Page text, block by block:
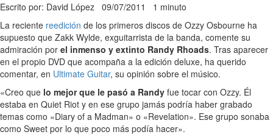
Escrito por: David López 09/07/2011 1 minuto
La reciente reedición de los primeros discos de Ozzy Osbourne ha
supuesto que Zakk Wylde, exguitarrista de la banda, comente su
admiración por el inmenso y extinto Randy Rhoads. Tras aparecer
en el propio DVD que acompaña a la edición deluxe, ha querido
comentar, en Ultimate Guitar, su opinión sobre el músico.
«Creo que lo mejor que le pasó a Randy fue tocar con Ozzy. Él
estaba en Quiet Riot y en ese grupo jamás podría haber grabado
temas como «Diary of a Madman» o «Revelation». Ese grupo sonaba
como Sweet por lo que poco más podía hacer».